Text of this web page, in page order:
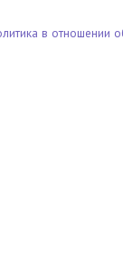
в отношении